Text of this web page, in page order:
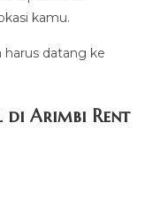
kamu.
harus datang ke
di Arimbi Rent